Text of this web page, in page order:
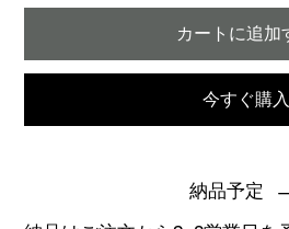
カートに追加
今すぐ購入
納品予定